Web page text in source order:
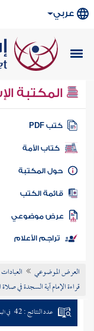
عربي
المكتبة
كتب PDF
كتاب الأمة
المكتبة
الكتب
موضوعي
تراجم الأعلام
العرض الموضوعي العبادات
قراءة الإمام آية السجدة في
عدد النتائج : 42 في